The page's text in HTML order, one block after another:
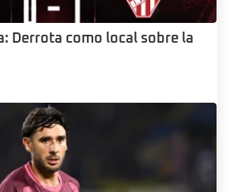
Derrota como local sobre la